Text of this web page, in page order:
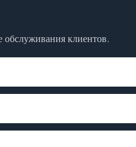
обслуживания клиентов.